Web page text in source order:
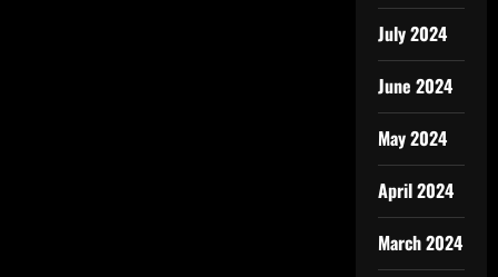
July 2024
June 2024
May 2024
April 2024
March 2024